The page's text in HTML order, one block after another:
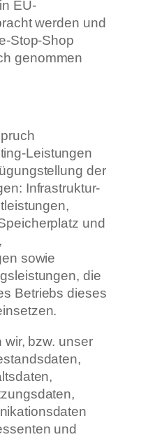
EU-
werden und
Stop-Shop
genommen
Leistungen
der
Infrastruktur-
und
sowie
die
Betriebs dieses
wir, bzw. unser
und